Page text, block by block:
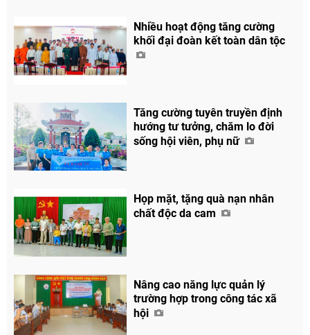
Nhiều hoạt động tăng cường
khối đại đoàn kết toàn dân tộc
Tăng cường tuyên truyền định
hướng tư tưởng, chăm lo đời
sống hội viên, phụ nữ
Họp mặt, tặng quà nạn nhân
chất độc da cam
Nâng cao năng lực quản lý
trường hợp trong công tác xã
hội